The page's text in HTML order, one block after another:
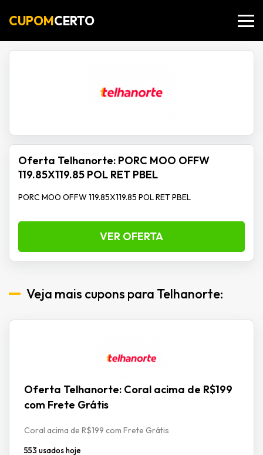
CUPOMCERTO
Oferta Telhanorte: PORC MOO OFFW
119.85X119.85 POL RET PBEL
PORC MOO OFFW 119.85X119.85 POL RET PBEL
VER OFERTA
Veja mais cupons para Telhanorte:
Oferta Telhanorte: Coral acima de R$199
com Frete Grátis
Coral acima de R$199 com Frete Grátis
553 usados hoje